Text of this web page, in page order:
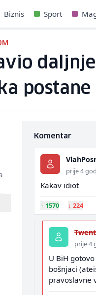
Biznis Sport
Komentar
prije 4
Kakav idiot
↑ 1570 ↓ 224
prije 4
U BiH
bošnjaci
pravoslavne